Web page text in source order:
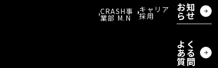
CRASH事
業部 M.N
キャリア
採用
お知
らせ
よく
ある
質問